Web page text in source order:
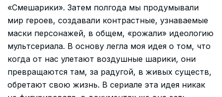
«Смешарики». Затем полгода мы продумывали
мир героев, создавали контрастные, узнаваемые
маски персонажей, в общем, «рожали» идеологию
мультсериала. В основу легла моя идея о том, что
когда от нас улетают воздушные шарики, они
превращаются там, за радугой, в живых существ,
обретают свою жизнь. В сериале эта идея никак